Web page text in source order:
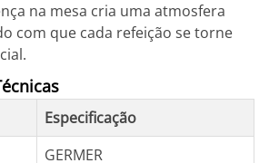
na mesa cria uma atmosfera
com que cada refeição se torne
Especificação
GERMER